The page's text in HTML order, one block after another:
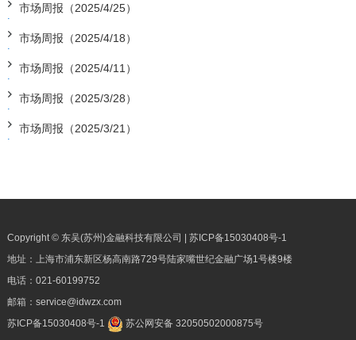
市场周报（2025/4/25）
市场周报（2025/4/18）
市场周报（2025/4/11）
市场周报（2025/3/28）
市场周报（2025/3/21）
Copyright © 东吴(苏州)金融科技有限公司 | 苏ICP备15030408号-1
地址：上海市浦东新区杨高南路729号陆家嘴世纪金融广场1号楼9楼
电话： 021-60199752
邮箱： service@idwzx.com
苏ICP备15030408号-1
苏公网安备 32050502000875号